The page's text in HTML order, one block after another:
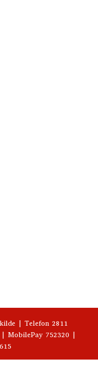
| Telefon 2811
MobilePay 752320 |